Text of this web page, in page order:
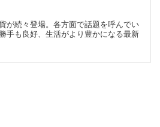
が続々登場。各方面で話題を呼んでい
手も良好、生活がより豊かになる最新